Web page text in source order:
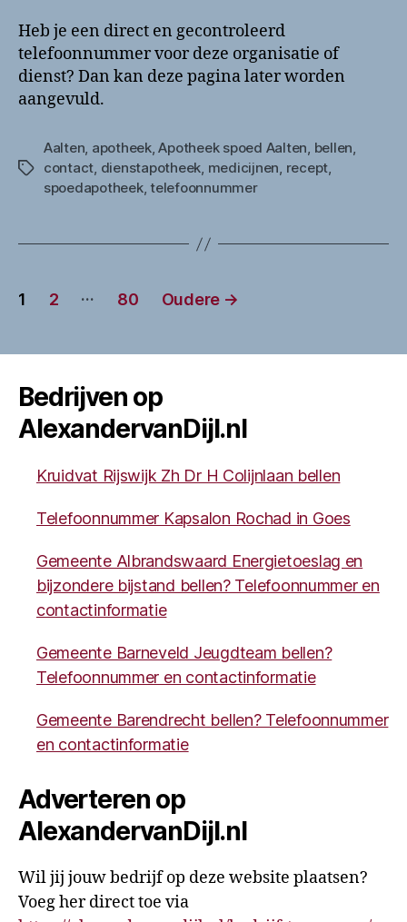
Heb je een direct en gecontroleerd
telefoonnummer voor deze organisatie of
dienst? Dan kan deze pagina later worden
aangevuld.
Tags
Aalten, apotheek,Apotheek spoed Aalten, bellen,
contact, dienstapotheek, medicijnen, recept,
spoedapotheek,telefoonnummer
Berichten
1 2 … 80 Oudere →
Bedrijven op
AlexandervanDijl.nl
Kruidvat Rijswijk Zh Dr H Colijnlaan bellen
Telefoonnummer Kapsalon Rochad in Goes
Gemeente Albrandswaard Energietoeslag en
bijzondere bijstand bellen? Telefoonnummer en
contactinformatie
Gemeente Barneveld Jeugdteam bellen?
Telefoonnummer en contactinformatie
Gemeente Barendrecht bellen? Telefoonnummer
en contactinformatie
Adverteren op
AlexandervanDijl.nl
Wil jij jouw bedrijf op deze website plaatsen?
Voeg her direct toe via